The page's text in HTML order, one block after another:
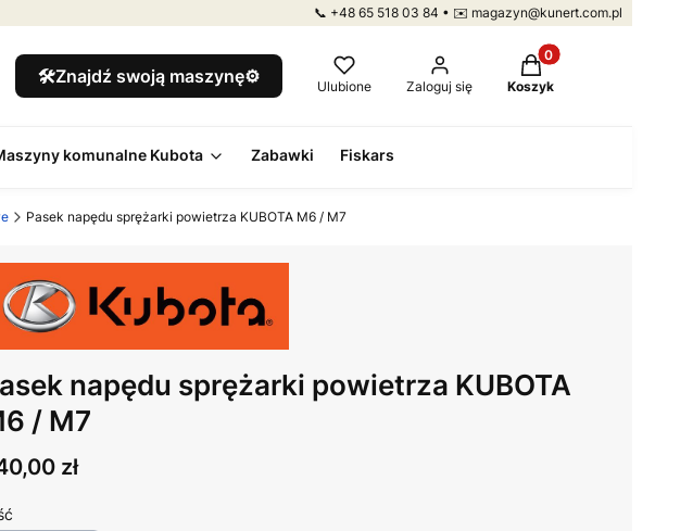
📞 +48 65 518 03 84 • ✉️ magazyn@kunert.com.pl
🛠️Znajdź swoją maszynę⚙️ Ulubione Zaloguj się
Produkty w koszyku:
Koszyk
komunalne Kubota Zabawki Fiskars
Pasek napędu sprężarki powietrza KUBOTA M6 / M7
napędu sprężarki powietrza KUBOTA
/ M7
zł